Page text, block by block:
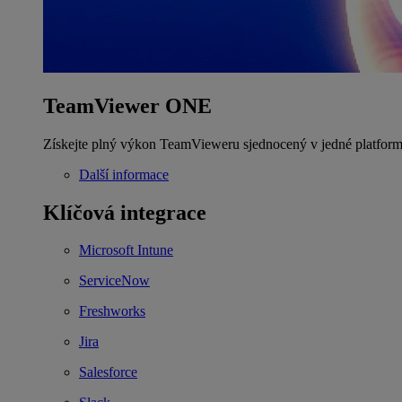
TeamViewer ONE
Získejte plný výkon TeamVieweru sjednocený v jedné
Další informace
Klíčová integrace
Microsoft Intune
ServiceNow
Freshworks
Jira
Salesforce